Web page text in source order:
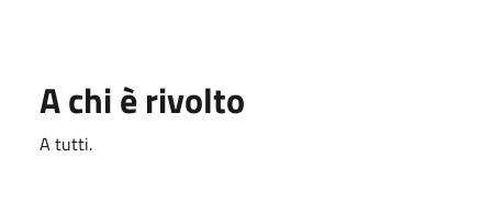
A chi è rivolto
A tutti.